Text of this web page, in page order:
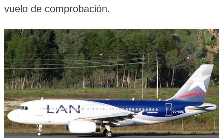
vuelo de comprobación.